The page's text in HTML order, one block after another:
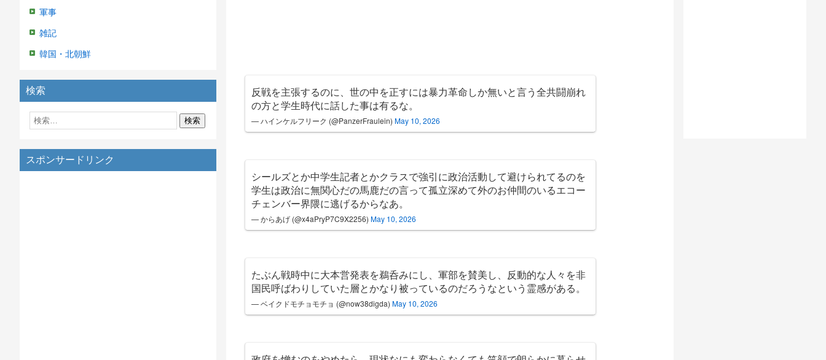
軍事
雑記
韓国・北朝鮮
検索
スポンサードリンク
反戦を主張するのに、世の中を正すには暴力革命しか無いと言う全共闘崩れ
の方と学生時代に話した事は有るな。
— ハインケルフリーク (@PanzerFraulein) May 10, 2026
シールズとか中学生記者とかクラスで強引に政治活動して避けられてるのを
学生は政治に無関心だの馬鹿だの言って孤立深めて外のお仲間のいるエコー
チェンバー界隈に逃げるからなあ。
— からあげ (@x4aPryP7C9X2256) May 10, 2026
たぶん戦時中に大本営発表を鵜呑みにし、軍部を賛美し、反動的な人々を非
国民呼ばわりしていた層とかなり被っているのだろうなという霊感がある。
— ベイクドモチョモチョ (@now38digda) May 10, 2026